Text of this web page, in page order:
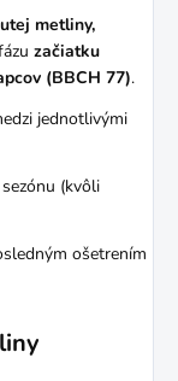
metliny,
začiatku
(BBCH 77).
jednotlivými
(kvôli
ošetrením